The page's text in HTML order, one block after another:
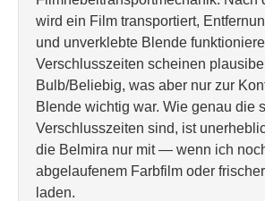
wird ein Film transportiert,
und unverklebte Blende
Verschlusszeiten scheinen
Bulb/Beliebig, was aber nur zur
Blende wichtig war. Wie genau die
Verschlusszeiten sind, ist
die Belmira nur mit — wenn ich
abgelaufenem Farbfilm oder
laden.